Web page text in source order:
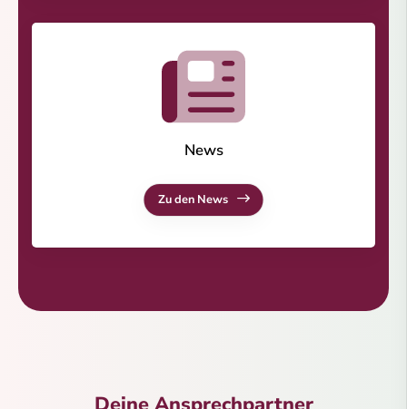
News
Zu den News